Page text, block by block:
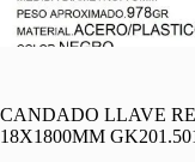
CANDADO LLAVE
18X1800MM